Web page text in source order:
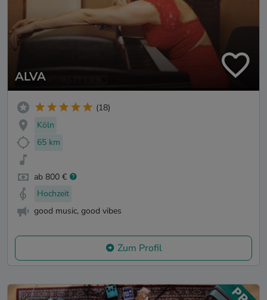
ALVA
(18)
Köln
65 km
ab 800 €
Hochzeit
good music, good vibes
Zum Profil